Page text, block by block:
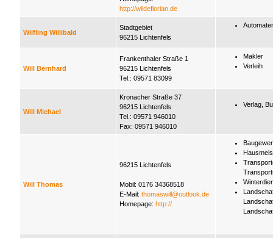
http://wildeflorian.de
Wilfling Willibald
Stadtgebiet
96215 Lichtenfels
Will Bernhard
Frankenthaler Straße 1
96215 Lichtenfels
Tel.: 09571 83099
Makler
Verleih
Will Michael
Kronacher Straße 37
96215 Lichtenfels
Tel.: 09571 946010
Fax: 09571 946010
Verlag,
Will Thomas
96215 Lichtenfels
Mobil: 0176 34368518
E-Mail: thomaswill@outlook.de
Homepage: http://